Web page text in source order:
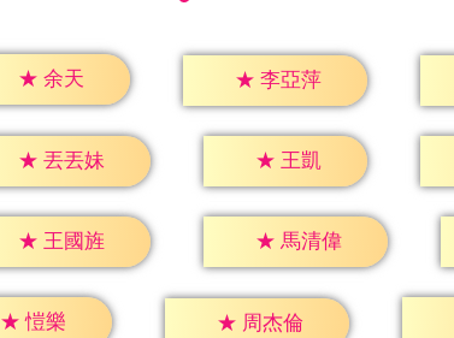
★ 余天 ★ 李亞萍
★ 丟丟妹 ★ 王凱
★ 王國旌 ★ 馬清偉
★ 愷樂 ★ 周杰倫